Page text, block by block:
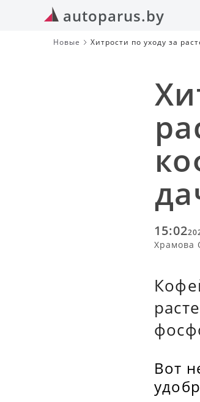
autoparus.by
Новые Хитрости по уходу за
15:02
Храмова
Вот